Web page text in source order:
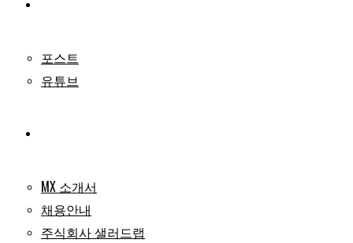
포스트
유튜브
MX 소개서
채용안내
주식회사 샐러드랩